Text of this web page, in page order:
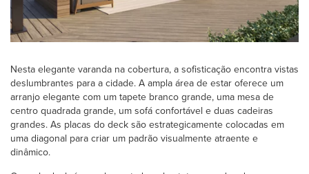
Nesta elegante varanda na cobertura, a sofisticação encontra vistas
deslumbrantes para a cidade. A ampla área de estar oferece um
arranjo elegante com um tapete branco grande, uma mesa de
centro quadrada grande, um sofá confortável e duas cadeiras
grandes. As placas do deck são estrategicamente colocadas em
uma diagonal para criar um padrão visualmente atraente e
dinâmico.